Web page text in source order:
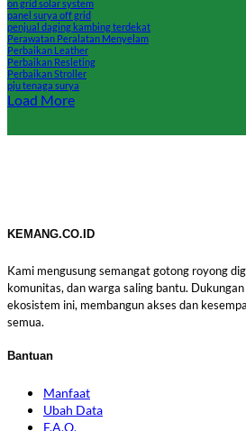
on grid solar system
panel surya off grid
penjual daging kambing terdekat
Perawatan Peralatan Menyelam
Perbaikan Leather
Perbaikan Resleting
Perbaikan Stroller
pju tenaga surya
Load More
KEMANG.CO.ID
Kami mengusung semangat gotong royong
komunitas, dan warga saling bantu.
ekosistem ini, membangun akses dan
semua.
Bantuan
Manfaat
Ubah Data
F.A.Q.